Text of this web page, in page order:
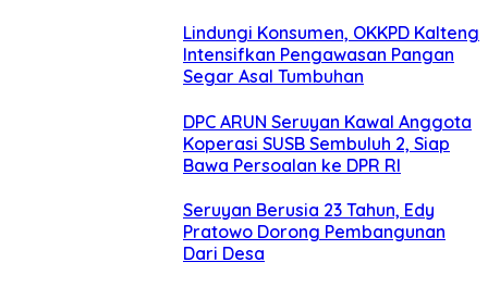
Lindungi Konsumen, OKKPD Kalteng
Intensifkan Pengawasan Pangan
Segar Asal Tumbuhan
DPC ARUN Seruyan Kawal Anggota
Koperasi SUSB Sembuluh 2, Siap
Bawa Persoalan ke DPR RI
Seruyan Berusia 23 Tahun, Edy
Pratowo Dorong Pembangunan
Dari Desa